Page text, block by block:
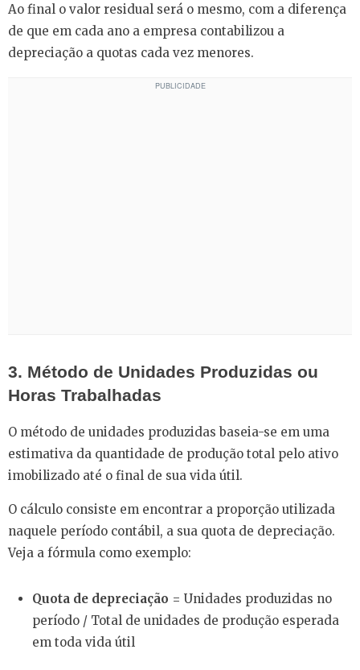
Ao final o valor residual será o mesmo, com a diferença
de que em cada ano a empresa contabilizou a
depreciação a quotas cada vez menores.
3. Método de Unidades Produzidas ou
Horas Trabalhadas
O método de unidades produzidas baseia-se em uma
estimativa da quantidade de produção total pelo ativo
imobilizado até o final de sua vida útil.
O cálculo consiste em encontrar a proporção utilizada
naquele período contábil, a sua quota de depreciação.
Veja a fórmula como exemplo:
Quota de depreciação = Unidades produzidas no
período / Total de unidades de produção esperada
em toda vida útil